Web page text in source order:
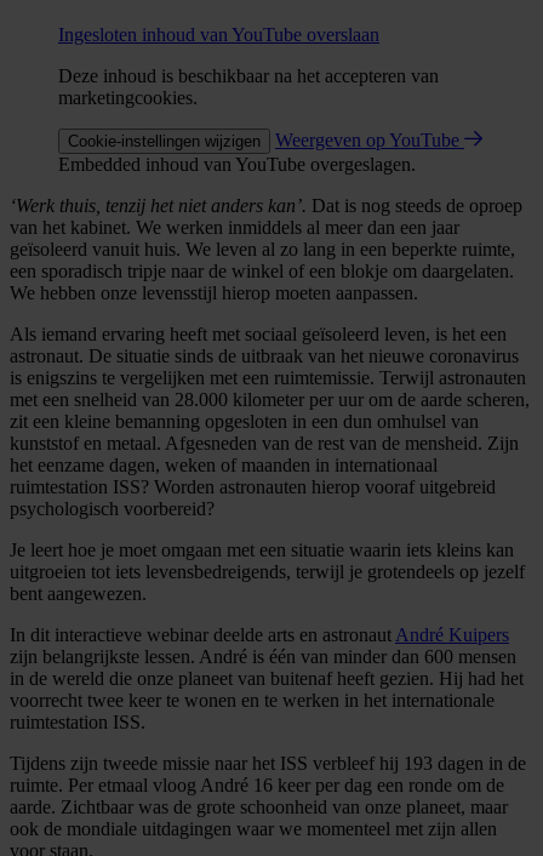
Ingesloten inhoud van YouTube overslaan
Deze inhoud is beschikbaar na het accepteren van
marketingcookies.
Cookie-instellingen wijzigen
Weergeven op YouTube
Embedded inhoud van YouTube overgeslagen.
‘Werk thuis, tenzij het niet anders kan’. Dat is nog steeds de oproep
van het kabinet. We werken inmiddels al meer dan een jaar
geïsoleerd vanuit huis. We leven al zo lang in een beperkte ruimte,
een sporadisch tripje naar de winkel of een blokje om daargelaten.
We hebben onze levensstijl hierop moeten aanpassen.
Als iemand ervaring heeft met sociaal geïsoleerd leven, is het een
astronaut. De situatie sinds de uitbraak van het nieuwe coronavirus
is enigszins te vergelijken met een ruimtemissie. Terwijl astronauten
met een snelheid van 28.000 kilometer per uur om de aarde scheren,
zit een kleine bemanning opgesloten in een dun omhulsel van
kunststof en metaal. Afgesneden van de rest van de mensheid. Zijn
het eenzame dagen, weken of maanden in internationaal
ruimtestation ISS? Worden astronauten hierop vooraf uitgebreid
psychologisch voorbereid?
Je leert hoe je moet omgaan met een situatie waarin iets kleins kan
uitgroeien tot iets levensbedreigends, terwijl je grotendeels op jezelf
bent aangewezen.
In dit interactieve webinar deelde arts en astronaut André Kuipers
zijn belangrijkste lessen. André is één van minder dan 600 mensen
in de wereld die onze planeet van buitenaf heeft gezien. Hij had het
voorrecht twee keer te wonen en te werken in het internationale
ruimtestation ISS.
Tijdens zijn tweede missie naar het ISS verbleef hij 193 dagen in de
ruimte. Per etmaal vloog André 16 keer per dag een ronde om de
aarde. Zichtbaar was de grote schoonheid van onze planeet, maar
ook de mondiale uitdagingen waar we momenteel met zijn allen
voor staan.